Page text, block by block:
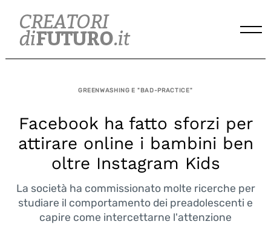
content
GREENWASHING E "BAD-PRACTICE"
Facebook ha fatto sforzi per
attirare online i bambini ben
oltre Instagram Kids
La società ha commissionato molte ricerche per
studiare il comportamento dei preadolescenti e
capire come intercettarne l'attenzione